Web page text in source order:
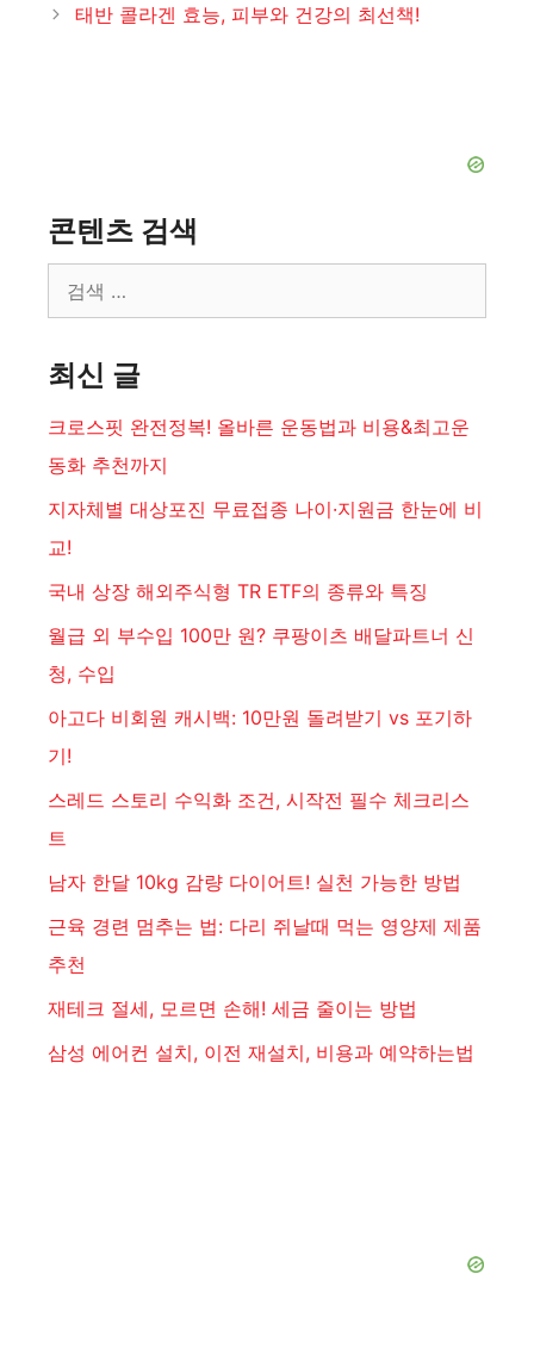
태반 콜라겐 효능, 피부와 건강의 최선책!
콘텐츠 검색
색:
최신 글
크로스핏 완전정복! 올바른 운동법과 비용&최고운
동화 추천까지
지자체별 대상포진 무료접종 나이·지원금 한눈에 비
교!
국내 상장 해외주식형 TR ETF의 종류와 특징
월급 외 부수입 100만 원? 쿠팡이츠 배달파트너 신
청, 수입
아고다 비회원 캐시백: 10만원 돌려받기 vs 포기하
기!
스레드 스토리 수익화 조건, 시작전 필수 체크리스
트
남자 한달 10kg 감량 다이어트! 실천 가능한 방법
근육 경련 멈추는 법: 다리 쥐날때 먹는 영양제 제품
추천
재테크 절세, 모르면 손해! 세금 줄이는 방법
삼성 에어컨 설치, 이전 재설치, 비용과 예약하는법